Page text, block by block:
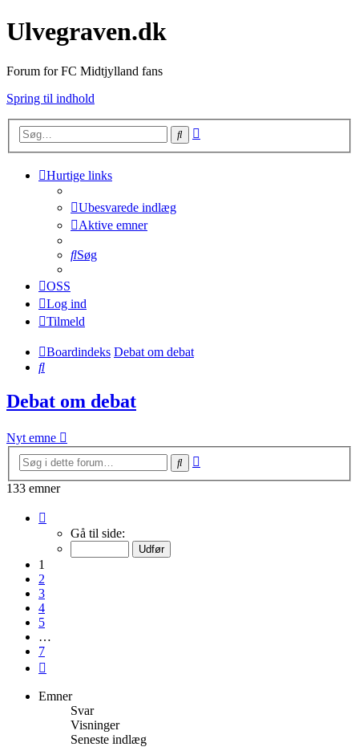
Ulvegraven.dk
Forum for FC Midtjylland fans
Spring til indhold
Søg
Hurtige links
Ubesvarede indlæg
Aktive emner
Søg
OSS
Log ind
Tilmeld
Boardindeks Debat om debat
Søg
Debat om debat
Nyt emne
Søg
133 emner
Gå til side:
1
2
3
4
5
…
7
Emner
Svar
Visninger
Seneste indlæg